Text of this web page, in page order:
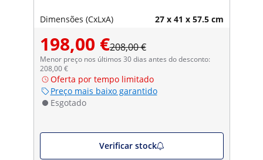
Dimensões (CxLxA) 27 x 41 x 57.5 cm
198,00 €208,00 €
Menor preço nos últimos 30 dias antes do desconto:
208,00 €
Oferta por tempo limitado
Preço mais baixo garantido
Esgotado
Verificar stock